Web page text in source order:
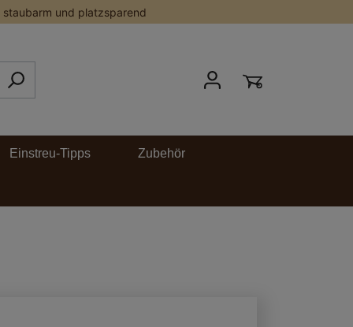
staubarm und platzsparend
Einstreu-Tipps Zubehör